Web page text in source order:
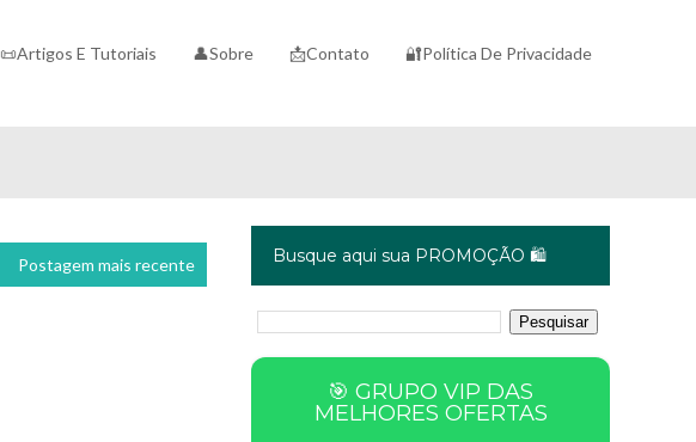
📜Artigos E Tutoriais 👤Sobre 📩Contato 🔐Política De Privacidade
Postagem mais recente
Busque aqui sua PROMOÇÃO 🛍️
🎯 GRUPO VIP DAS
MELHORES OFERTAS